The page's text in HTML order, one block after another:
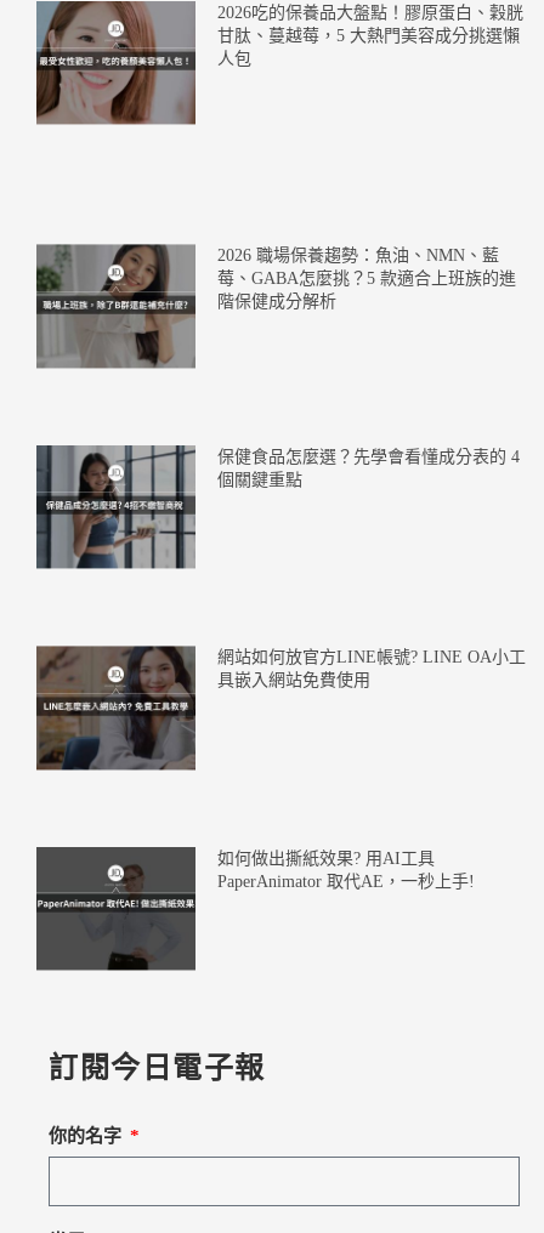
2026吃的保養品大盤點！膠原蛋白、穀胱
甘肽、蔓越莓，5 大熱門美容成分挑選懶
人包
2026 職場保養趨勢：魚油、NMN、藍
莓、GABA怎麼挑？5 款適合上班族的進
階保健成分解析
保健食品怎麼選？先學會看懂成分表的 4
個關鍵重點
網站如何放官方LINE帳號? LINE OA小工
具嵌入網站免費使用
如何做出撕紙效果? 用AI工具
PaperAnimator 取代AE，一秒上手!
訂閱今日電子報
你的名字